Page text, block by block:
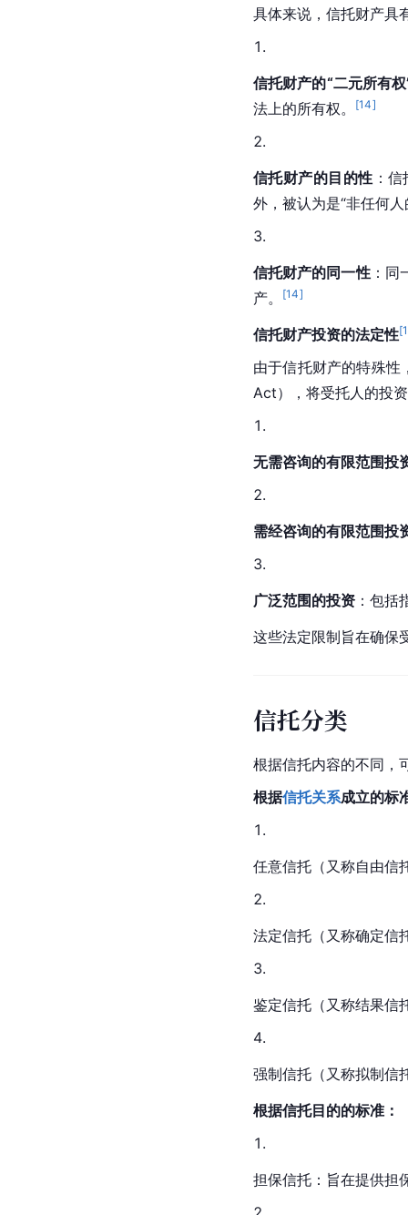
具体来说，信托财产具
信托财产的“二元所有
法上的所有权。
[14]
信托财产的目的性 ：
外，被认为是“非任何人
信托财产的同一性：同
产。
[14]
信托财产投资的法定性[
由于信托财产的特殊性
Act），将受托人的投
无需咨询的有限范围投
需经咨询的有限范围投
广泛范围的投资 ：包括
这些法定限制旨在确保
信托分类
根据信托内容的不同，
根据信托关系成立的标
任意信托（又称自由信
法定信托（又称确定信
鉴定信托（又称结果信
强制信托（又称拟制信
根据信托目的的标准：
担保信托：旨在提供担